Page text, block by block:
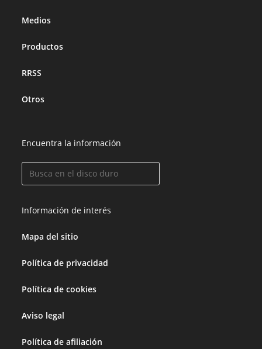
Medios
Productos
RRSS
Otros
Encuentra la información
Información de interés
Mapa del sitio
Política de privacidad
Política de cookies
Aviso legal
Política de afiliación